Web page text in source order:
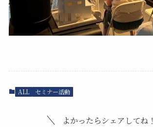
ALL セミナー活動
よかったらシェアしてね！